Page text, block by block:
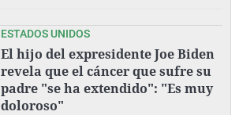
ESTADOS UNIDOS
El hijo del expresidente Joe Biden
revela que el cáncer que sufre su
padre "se ha extendido": "Es muy
doloroso"